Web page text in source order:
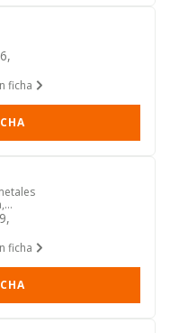
ficha
ficha